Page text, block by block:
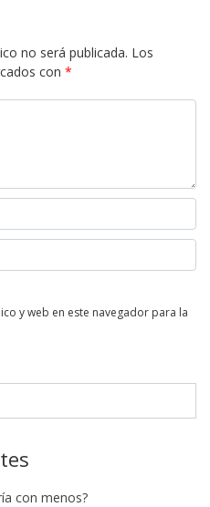
no será publicada. Los
con *
con menos?